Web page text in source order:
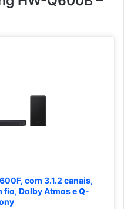
com 3.1.2 canais,
Dolby Atmos e Q-